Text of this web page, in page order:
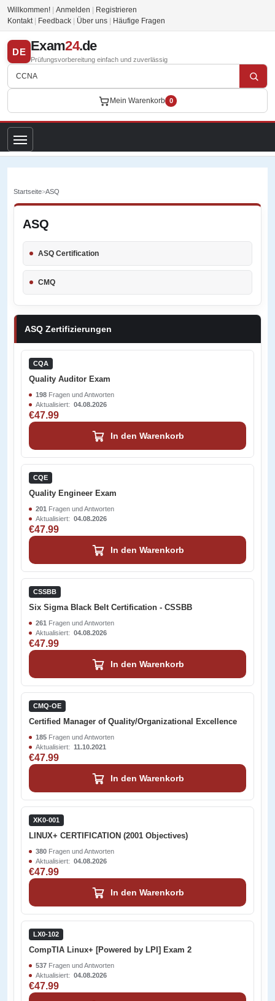
Willkommen! Anmelden
Registrieren
Kontakt
Feedback Über uns Häufige Fragen
DE Exam24.de
Prüfungsvorbereitung einfach und zuverlässig
Mein Warenkorb 0
Startseite>ASQ
ASQ
ASQ Certification
CMQ
ASQ Zertifizierungen
CQA
Quality Auditor Exam
198 Fragen und Antworten
Aktualisiert: 04.08.2026
€47.99
In den Warenkorb
CQE
Quality Engineer Exam
201 Fragen und Antworten
Aktualisiert: 04.08.2026
€47.99
In den Warenkorb
CSSBB
Six Sigma Black Belt Certification - CSSBB
261 Fragen und Antworten
Aktualisiert: 04.08.2026
€47.99
In den Warenkorb
CMQ-OE
Certified Manager of Quality/Organizational Excellence
185 Fragen und Antworten
Aktualisiert: 11.10.2021
€47.99
In den Warenkorb
XK0-001
LINUX+ CERTIFICATION (2001 Objectives)
380 Fragen und Antworten
Aktualisiert: 04.08.2026
€47.99
In den Warenkorb
LX0-102
CompTIA Linux+ [Powered by LPI] Exam 2
537 Fragen und Antworten
Aktualisiert: 04.08.2026
€47.99